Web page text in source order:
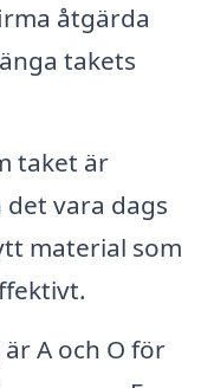
åtgärda
takets
taket är
vara dags
material som
A och O för